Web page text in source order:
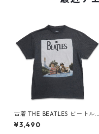
古着 THE BEATLES ビートルズ
バンドTシャツ プリントTシャ
ツ ダークグレー 表記：M gd
¥3,490